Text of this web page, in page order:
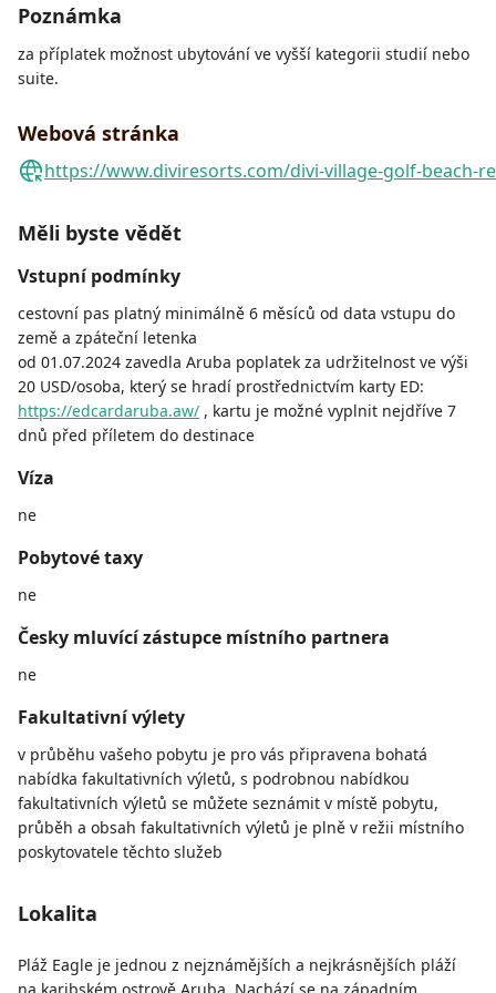
Poznámka
za příplatek možnost ubytování ve vyšší kategorii studií nebo
suite.
Webová stránka
https://www.diviresorts.com/divi-village-golf-beach-
Měli byste vědět
Vstupní podmínky
cestovní pas platný minimálně 6 měsíců od data vstupu do
země a zpáteční letenka
od 01.07.2024 zavedla Aruba poplatek za udržitelnost ve výši
20 USD/osoba, který se hradí prostřednictvím karty ED:
https://edcardaruba.aw/ , kartu je možné vyplnit nejdříve 7
dnů před příletem do destinace
Víza
ne
Pobytové taxy
ne
Česky mluvící zástupce místního partnera
ne
Fakultativní výlety
v průběhu vašeho pobytu je pro vás připravena bohatá
nabídka fakultativních výletů, s podrobnou nabídkou
fakultativních výletů se můžete seznámit v místě pobytu,
průběh a obsah fakultativních výletů je plně v režii místního
poskytovatele těchto služeb
Lokalita
Pláž Eagle je jednou z nejznámějších a nejkrásnějších pláží